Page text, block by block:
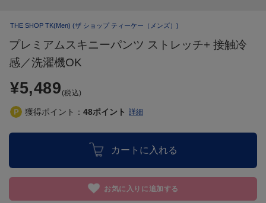
THE SHOP TK(Men) (ザ ショップ ティーケー（メンズ）)
プレミアムスキニーパンツ ストレッチ+ 接触冷
感／洗濯機OK
¥5,489(税込)
獲得ポイント： 48ポイント 詳細
カートに入れる
お気に入りに追加する